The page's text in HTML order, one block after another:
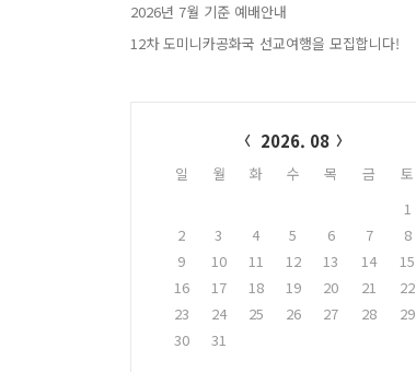
기
글
2026년 7월 기준 예배안내
12차 도미니카공화국 선교여행을 모집합니다!
2026. 08
일 월 화 수 목 금
토
1
2
3 4 5 6 7
8
9
10 11 12 13 14
15
16
17 18 19 20 21
22
23
24 25 26 27 28
29
30
31